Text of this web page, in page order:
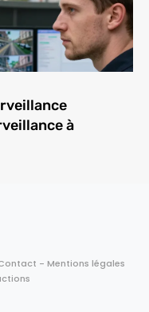
à
- Mentions légales